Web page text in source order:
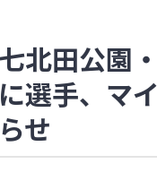
北田公園
選手、マ
せ